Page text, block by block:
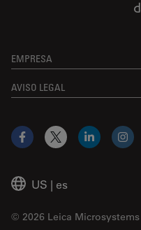
EMPRESA
AVISO LEGAL
US | es
© 2026 Leica Microsystems
Facebook
X LinkedIn